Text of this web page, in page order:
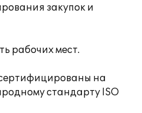
закупок и
рабочих мест.
на
стандарту ISO